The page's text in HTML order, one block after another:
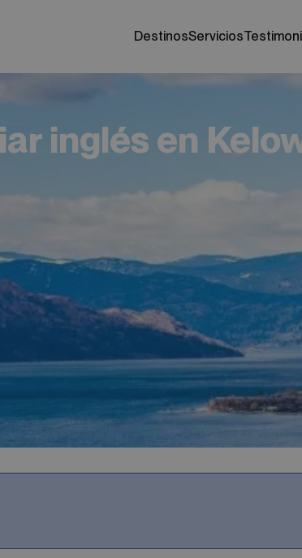
destinos servicios
inglés en